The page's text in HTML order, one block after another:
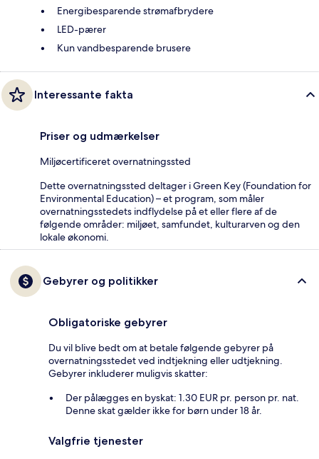
Energibesparende strømafbrydere
LED-pærer
Kun vandbesparende brusere
Interessante fakta
Priser og udmærkelser
Miljøcertificeret overnatningssted
Dette overnatningssted deltager i Green Key (Foundation for
Environmental Education) – et program, som måler
overnatningsstedets indflydelse på et eller flere af de
følgende områder: miljøet, samfundet, kulturarven og den
lokale økonomi.
Gebyrer og politikker
Obligatoriske gebyrer
Du vil blive bedt om at betale følgende gebyrer på
overnatningsstedet ved indtjekning eller udtjekning.
Gebyrer inkluderer muligvis skatter:
Der pålægges en byskat: 1.30 EUR pr. person pr. nat.
Denne skat gælder ikke for børn under 18 år.
Valgfrie tjenester